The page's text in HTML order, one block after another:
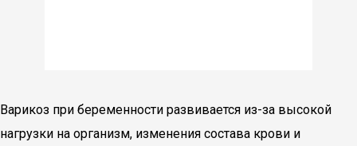
Варикоз при беременности развивается из-за высокой
нагрузки на организм, изменения состава крови и